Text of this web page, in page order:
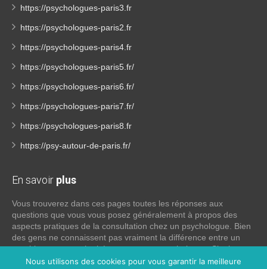
https://psychologues-paris3.fr
https://psychologues-paris2.fr
https://psychologues-paris4.fr
https://psychologues-paris5.fr/
https://psychologues-paris6.fr/
https://psychologues-paris7.fr/
https://psychologues-paris8.fr
https://psy-autour-de-paris.fr/
En savoir plus
Vous trouverez dans ces pages toutes les réponses aux
questions que vous vous posez généralement à propos des
aspects pratiques de la consultation chez un psychologue. Bien
des gens ne connaissent pas vraiment la différence entre un
psychiatre, un psychothérapeute et un psychologue. Si tel est
votre cas, voici quelques définitions qui devraient clarifier les
Nous utilisons des cookies pour vous garantir la meilleure